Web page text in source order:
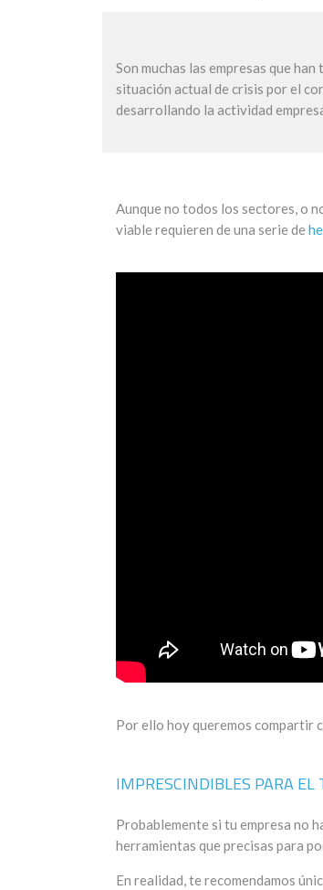
Son muchas las empresas que han
situación actual de crisis por el
desarrollando la actividad
Aunque no todos los sectores, o
viable requieren de una serie de
Por ello hoy queremos compartir
IMPRESCINDIBLES PARA EL
Probablemente si tu empresa no
herramientas que precisas para
En realidad, te recomendamos